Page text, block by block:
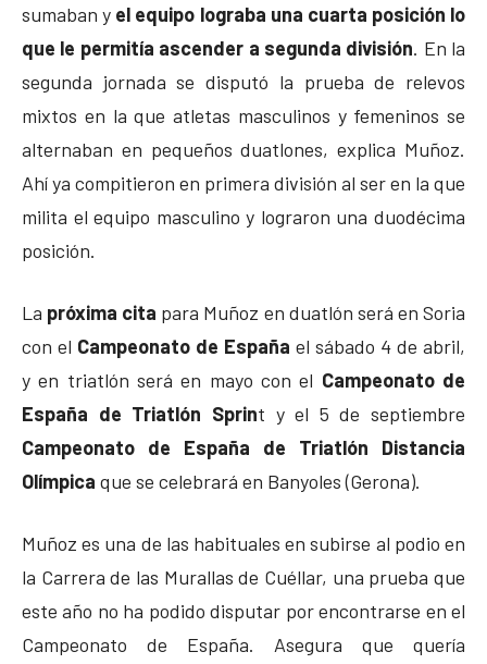
sumaban y el equipo lograba una cuarta posición lo
que le permitía ascender a segunda división. En la
segunda jornada se disputó la prueba de relevos
mixtos en la que atletas masculinos y femeninos se
alternaban en pequeños duatlones, explica Muñoz.
Ahí ya compitieron en primera división al ser en la que
milita el equipo masculino y lograron una duodécima
posición.
La próxima cita para Muñoz en duatlón será en Soria
con el Campeonato de España el sábado 4 de abril,
y en triatlón será en mayo con el Campeonato de
España de Triatlón Sprint y el 5 de septiembre
Campeonato de España de Triatlón Distancia
Olímpica que se celebrará en Banyoles (Gerona).
Muñoz es una de las habituales en subirse al podio en
la Carrera de las Murallas de Cuéllar, una prueba que
este año no ha podido disputar por encontrarse en el
Campeonato de España. Asegura que quería